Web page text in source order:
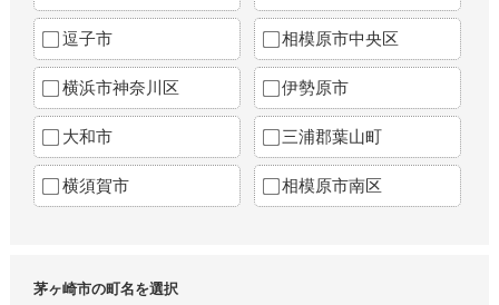
逗子市 相模原市中央区
横浜市神奈川区 伊勢原市
大和市 三浦郡葉山町
横須賀市 相模原市南区
茅ヶ崎市の町名を選択